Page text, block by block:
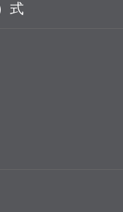
式